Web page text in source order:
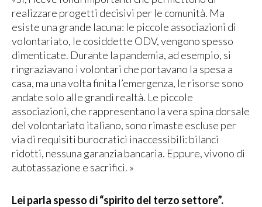
realizzare progetti decisivi per le comunità. Ma
esiste una grande lacuna: le piccole associazioni di
volontariato, le cosiddette ODV, vengono spesso
dimenticate. Durante la pandemia, ad esempio, si
ringraziavano i volontari che portavano la spesa a
casa, ma una volta finita l’emergenza, le risorse sono
andate solo alle grandi realtà. Le piccole
associazioni, che rappresentano la vera spina dorsale
del volontariato italiano, sono rimaste escluse per
via di requisiti burocratici inaccessibili: bilanci
ridotti, nessuna garanzia bancaria. Eppure, vivono di
autotassazione e sacrifici. »
Lei parla spesso di “spirito del terzo settore”.